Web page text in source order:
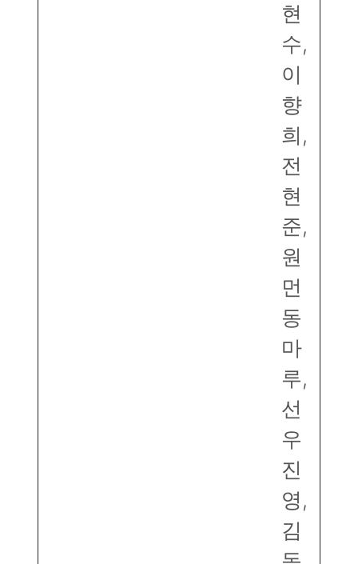
현
수,
이
향
희,
전
현
준,
원
먼
동
마
루,
선
우
진
영,
김